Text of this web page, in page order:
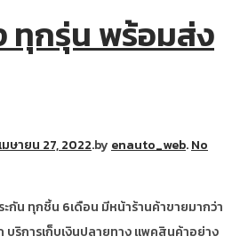
ทุกรุ่น พร้อมส่ง
เมษายน 27, 2022.by enauto_web.No
กัน ทุกชิ้น 6เดือน มีหน้าร้านค้าขายมากว่า
ริการเก็บเงินปลายทาง แพคสินค้าอย่าง